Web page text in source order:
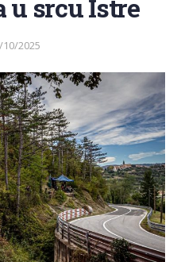
u srcu Istre
10/2025